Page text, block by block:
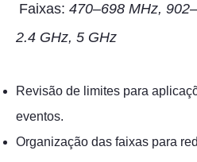
Faixas: 470–698 MHz,
2.4 GHz, 5 GHz
Revisão de limites para
eventos.
Organização das faixas para